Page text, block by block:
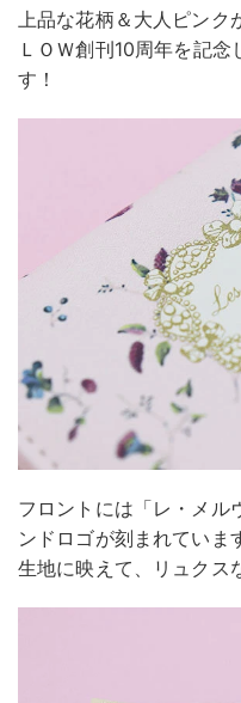
上品な花柄＆大人ピンク
ＬＯＷ創刊10周年を記
す！
フロントには「レ・メル
ンドロゴが刻まれていま
生地に映えて、リュクス